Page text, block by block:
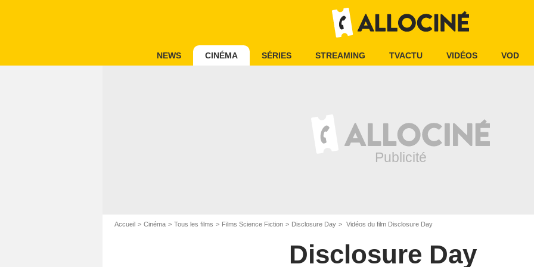
NEWS CINÉMA SÉRIES STREAMING TVACTU VIDÉOS VOD
Accueil Cinéma Tous les films Films Science Fiction Disclosure Day Vidéos du film Disclosure Day
Disclosure Day